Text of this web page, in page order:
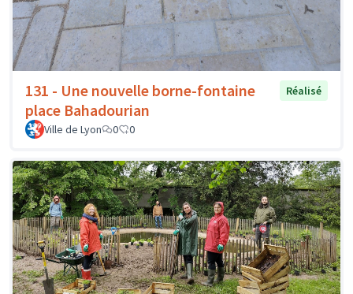
131 - Une nouvelle borne-fontaine
place Bahadourian
Réalisé
Ville de Lyon 0 0